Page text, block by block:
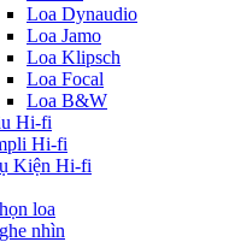
Loa Dynaudio
Loa Jamo
Loa Klipsch
Loa Focal
Loa B&W
Hi-fi
Hi-fi
Kiện Hi-fi
loa
nhìn